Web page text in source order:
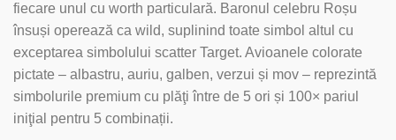
fiecare unul cu worth particulară. Baronul celebru Roșu
însuși operează ca wild, suplinind toate simbol altul cu
exceptarea simbolului scatter Target. Avioanele colorate
pictate – albastru, auriu, galben, verzui și mov – reprezintă
simbolurile premium cu plăţi între de 5 ori și 100× pariul
iniţial pentru 5 combinații.